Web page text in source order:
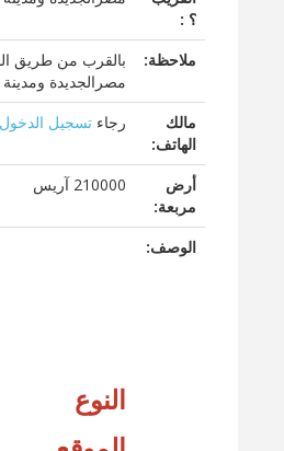
؟ :
ملاحظة:
بالقرب من طريق
مصرالجديدة
مالك
الهاتف:
رجاء تسجيل
أرض
مربعة:
210000 آريس
الوصف:
النوع